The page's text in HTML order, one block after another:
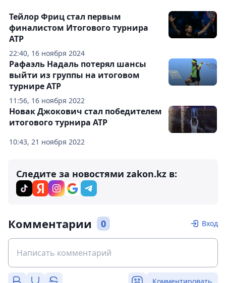
22:40, 16 ноября 2024
Тейлор Фриц стал первым
финалистом Итогового турнира
ATP
11:56, 16 ноября 2022
Рафаэль Надаль потерял шансы
выйти из группы на итоговом
турнире ATP
10:43, 21 ноября 2022
Новак Джокович cтал победителем
итогового турнира ATP
Следите за новостями zakon.kz в:
Комментарии 0 Вход